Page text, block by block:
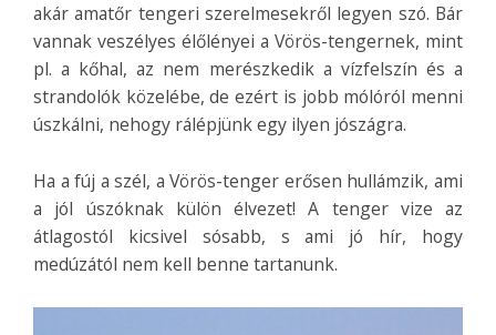
akár amatőr tengeri szerelmesekről legyen szó. Bár
vannak veszélyes élőlényei a Vörös-tengernek, mint
pl. a kőhal, az nem merészkedik a vízfelszín és a
strandolók közelébe, de ezért is jobb mólóról menni
úszkálni, nehogy rálépjünk egy ilyen jószágra.
Ha a fúj a szél, a Vörös-tenger erősen hullámzik, ami
a jól úszóknak külön élvezet! A tenger vize az
átlagostól kicsivel sósabb, s ami jó hír, hogy
medúzától nem kell benne tartanunk.